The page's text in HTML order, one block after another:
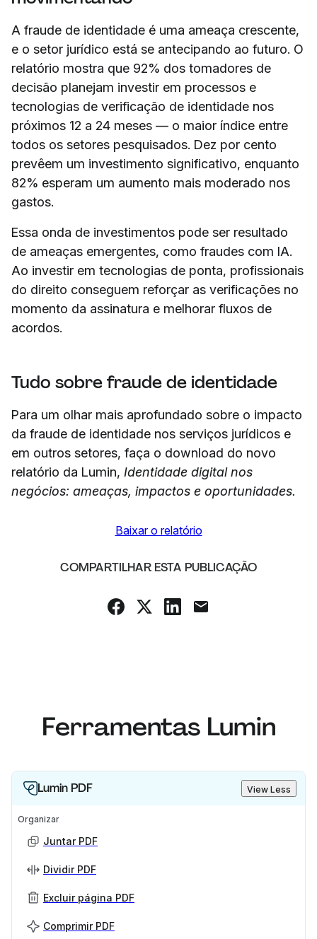
A fraude de identidade é uma ameaça crescente,
e o setor jurídico está se antecipando ao futuro. O
relatório mostra que 92% dos tomadores de
decisão planejam investir em processos e
tecnologias de verificação de identidade nos
próximos 12 a 24 meses — o maior índice entre
todos os setores pesquisados. Dez por cento
prevêem um investimento significativo, enquanto
82% esperam um aumento mais moderado nos
gastos.
Essa onda de investimentos pode ser resultado
de ameaças emergentes, como fraudes com IA.
Ao investir em tecnologias de ponta, profissionais
do direito conseguem reforçar as verificações no
momento da assinatura e melhorar fluxos de
acordos.
Tudo sobre fraude de identidade
Para um olhar mais aprofundado sobre o impacto
da fraude de identidade nos serviços jurídicos e
em outros setores, faça o download do novo
relatório da Lumin, Identidade digital nos
negócios: ameaças, impactos e oportunidades.
Baixar o relatório
COMPARTILHAR ESTA PUBLICAÇÃO
Ferramentas Lumin
Lumin PDF View Less
Organizar
Juntar PDF
Dividir PDF
Excluir página PDF
Comprimir PDF